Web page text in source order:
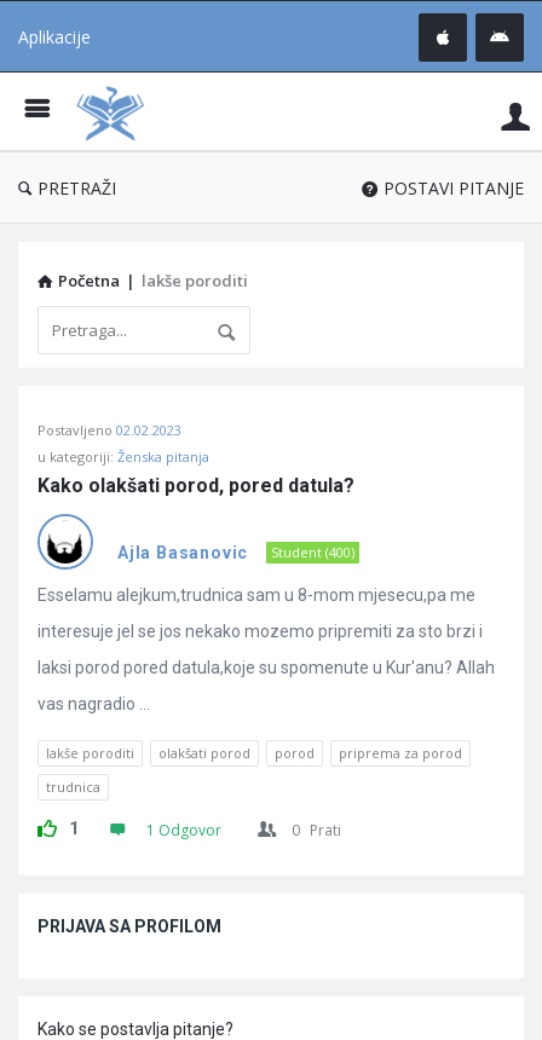
Aplikacije
®
PRETRAŽI POSTAVI PITANJE
Početna | lakše poroditi
Učene
Latest
Pitanja
Postavljeno 02.02.2023
u kategoriji: Ženska pitanja
Kako olakšati porod, pored datula?
Ajla Basanovic Student (400)
Esselamu alejkum,trudnica sam u 8-mom mjesecu,pa me
interesuje jel se jos nekako mozemo pripremiti za sto brzi i
laksi porod pored datula,koje su spomenute u Kur'anu? Allah
vas nagradio ...
lakše poroditi olakšati porod porod
priprema za porod
trudnica
1 1 Odgovor 0 Prati
PRIJAVA SA PROFILOM
Kako se postavlja pitanje?